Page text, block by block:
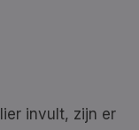
invult, zijn er